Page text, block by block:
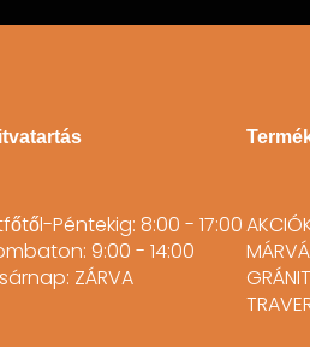
Péntekig: 8:00 - 17:00
9:00 - 14:00
ZÁRVA
GRÁNIT